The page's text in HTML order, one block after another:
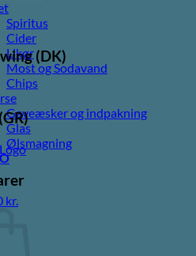
Spiritus
Cider
Likør
Most og Sodavand
Chips
Gaveæsker og indpakning
Glas
Ølsmagning
kr.
(DK)